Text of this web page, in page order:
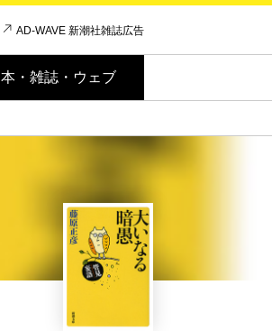
AD-WAVE 新潮社雑誌広告
本・雑誌・ウェブ